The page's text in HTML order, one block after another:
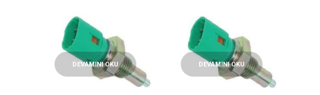
DEVAMINI OKU DEVAMINI OKU